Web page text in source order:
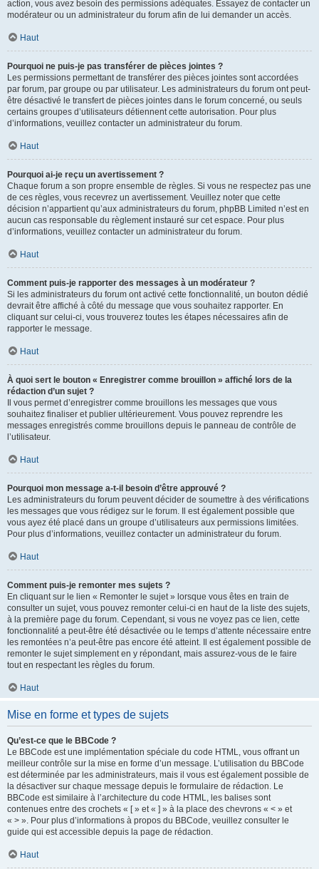
action, vous avez besoin des permissions adéquates. Essayez de contacter un
modérateur ou un administrateur du forum afin de lui demander un accès.
Haut
Pourquoi ne puis-je pas transférer de pièces jointes ?
Les permissions permettant de transférer des pièces jointes sont accordées
par forum, par groupe ou par utilisateur. Les administrateurs du forum ont peut-
être désactivé le transfert de pièces jointes dans le forum concerné, ou seuls
certains groupes d’utilisateurs détiennent cette autorisation. Pour plus
d’informations, veuillez contacter un administrateur du forum.
Haut
Pourquoi ai-je reçu un avertissement ?
Chaque forum a son propre ensemble de règles. Si vous ne respectez pas une
de ces règles, vous recevrez un avertissement. Veuillez noter que cette
décision n’appartient qu’aux administrateurs du forum, phpBB Limited n’est en
aucun cas responsable du règlement instauré sur cet espace. Pour plus
d’informations, veuillez contacter un administrateur du forum.
Haut
Comment puis-je rapporter des messages à un modérateur ?
Si les administrateurs du forum ont activé cette fonctionnalité, un bouton dédié
devrait être affiché à côté du message que vous souhaitez rapporter. En
cliquant sur celui-ci, vous trouverez toutes les étapes nécessaires afin de
rapporter le message.
Haut
À quoi sert le bouton « Enregistrer comme brouillon » affiché lors de la
rédaction d’un sujet ?
Il vous permet d’enregistrer comme brouillons les messages que vous
souhaitez finaliser et publier ultérieurement. Vous pouvez reprendre les
messages enregistrés comme brouillons depuis le panneau de contrôle de
l’utilisateur.
Haut
Pourquoi mon message a-t-il besoin d’être approuvé ?
Les administrateurs du forum peuvent décider de soumettre à des vérifications
les messages que vous rédigez sur le forum. Il est également possible que
vous ayez été placé dans un groupe d’utilisateurs aux permissions limitées.
Pour plus d’informations, veuillez contacter un administrateur du forum.
Haut
Comment puis-je remonter mes sujets ?
En cliquant sur le lien « Remonter le sujet » lorsque vous êtes en train de
consulter un sujet, vous pouvez remonter celui-ci en haut de la liste des sujets,
à la première page du forum. Cependant, si vous ne voyez pas ce lien, cette
fonctionnalité a peut-être été désactivée ou le temps d’attente nécessaire entre
les remontées n’a peut-être pas encore été atteint. Il est également possible de
remonter le sujet simplement en y répondant, mais assurez-vous de le faire
tout en respectant les règles du forum.
Haut
Mise en forme et types de sujets
Qu’est-ce que le BBCode ?
Le BBCode est une implémentation spéciale du code HTML, vous offrant un
meilleur contrôle sur la mise en forme d’un message. L’utilisation du BBCode
est déterminée par les administrateurs, mais il vous est également possible de
la désactiver sur chaque message depuis le formulaire de rédaction. Le
BBCode est similaire à l’architecture du code HTML, les balises sont
contenues entre des crochets « [ » et « ] » à la place des chevrons « < » et
« > ». Pour plus d’informations à propos du BBCode, veuillez consulter le
guide qui est accessible depuis la page de rédaction.
Haut